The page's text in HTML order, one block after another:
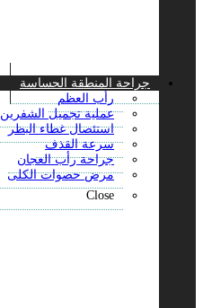
جراحة المنطقة الحساسة
رأب العظم
عملية تجميل الشفرين
استئصال غطاء البظر
سرعة القذف
جراحة رأب العجان
مرض حصوات الكلى
Close